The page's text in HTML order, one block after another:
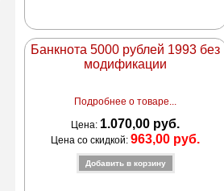
Банкнота 5000 рублей 1993 без
модификации
Подробнее о товаре...
Цена: 1.070,00 руб.
Цена со скидкой:963,00 руб.